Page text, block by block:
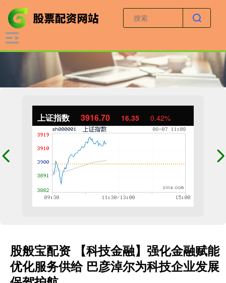
上证指数 3916.70 16.35 0.42%
股般宝配资 【科技金融】强化金融赋能
优化服务供给 巴彦淖尔为科技企业发展